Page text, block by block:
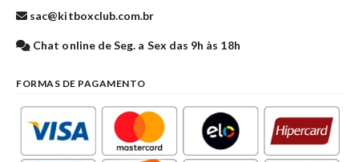
sac@kitboxclub.com.br
Chat online de Seg. a Sex das 9h às 18h
FORMAS DE PAGAMENTO